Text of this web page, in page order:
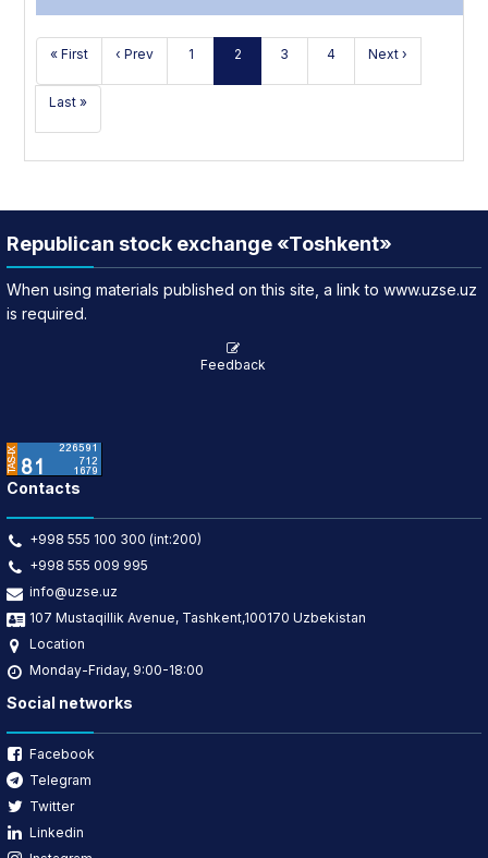
« First ‹ Prev 1 2 3 4 Next ›
Last »
Republican stock exchange «Toshkent»
When using materials published on this site, a link to www.uzse.uz
is required.
Feedback
Contacts
+998 555 100 300 (int:200)
+998 555 009 995
info@uzse.uz
107 Mustaqillik Avenue, Tashkent,100170 Uzbekistan
Location
Monday-Friday, 9:00-18:00
Social networks
Facebook
Telegram
Twitter
Linkedin